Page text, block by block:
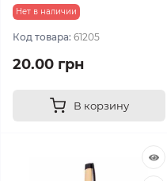
Нет в наличии
Код товара: 61205
20.00 грн
В корзину